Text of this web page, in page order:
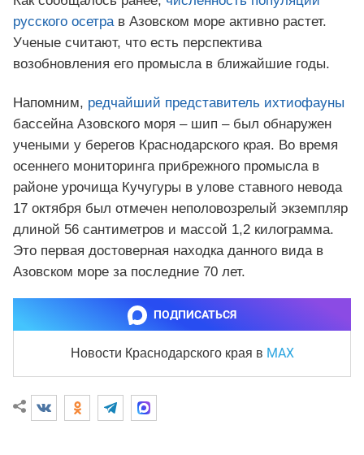
русского осетрав Азовском море активно растет.
Ученые считают, что есть перспектива
возобновления его промысла в ближайшие годы.
Напомним, редчайший представитель ихтиофауны
бассейна Азовского моря – шип – был обнаружен
учеными у берегов Краснодарского края. Во время
осеннего мониторинга прибрежного промысла в
районе урочища Кучугуры в улове ставного невода
17 октября был отмечен неполовозрелый экземпляр
длиной 56 сантиметров и массой 1,2 килограмма.
Это первая достоверная находка данного вида в
Азовском море за последние 70 лет.
ПОДПИСАТЬСЯ
Новости Краснодарского края в MAX